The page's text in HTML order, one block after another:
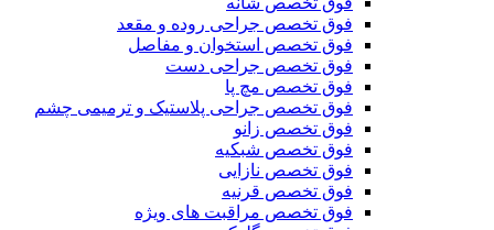
فوق تخصص جراحی روده و مقعد
فوق تخصص استخوان و مفاصل
فوق تخصص جراحی دست
فوق تخصص مچ پا
فوق تخصص جراحی پلاستیک و ترمیمی چشم
فوق تخصص زانو
فوق تخصص شبکیه
فوق تخصص نازایی
فوق تخصص قرنیه
فوق تخصص مراقبت های ویژه